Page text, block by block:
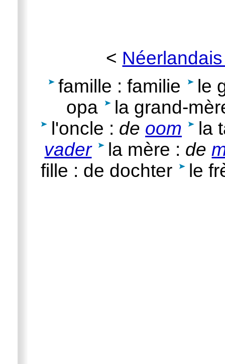
<
famille : familie
le
opa
la grand-
l'oncle : de oom
la
vader
la mère : de
fille : de dochter
le